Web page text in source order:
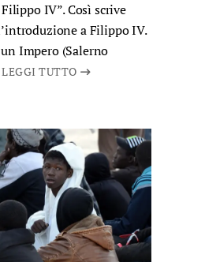
IV”. Così scrive
a Filippo IV.
Impero (Salerno
LEGGI TUTTO